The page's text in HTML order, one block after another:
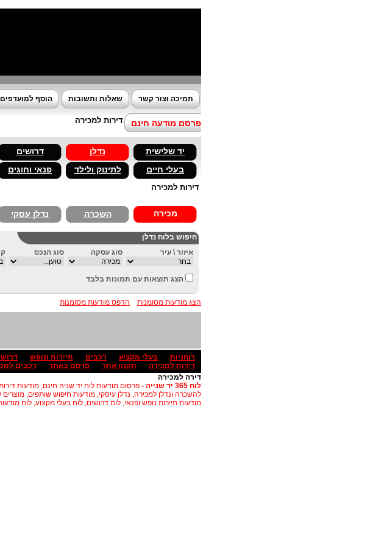
תמיכה וצור קשר שאלות ותשובות הוסף למועדפים
פרסם מודעה חינם דירות למכירה
יד שלישית נדלן דרושים
בעלי חיים
לתינוק ולילד פנאי וחוגים
דירות למכירה
מכירה השכרה נדלן עסקי
חיפוש בלוח נדלן
איזור \ עיר
סוג עסקה סוג הנכס
הצג תוצאות עם תמונות בלבד
הצג מודעות מסומנות הדפס מודעות מסומנות
רוחניות בעלי מקצוע רכבים תיירות ונופש
דירות למכירה
תקנון אתר פרסם באתר
רכבים
דירה למכירה
לוח 365 יד שנייה -
פרסום מודעות לוח יד שניה חינם, מודעות
להשכרה ונדלן למכירה, נדלן עיסקי, מודעות חיפוש שותפים,
מודעות תיירות נופש ופנאי, לוח דרושים, לוח בעלי מקצוע, לוח מודעות